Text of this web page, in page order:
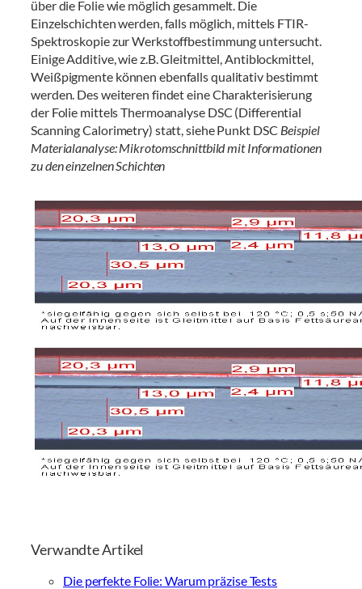
über die Folie wie möglich gesammelt. Die
Einzelschichten werden, falls möglich, mittels FTIR-
Spektroskopie zur Werkstoffbestimmung untersucht.
Einige Additive, wie z.B. Gleitmittel, Antiblockmittel,
Weißpigmente können ebenfalls qualitativ bestimmt
werden. Des weiteren findet eine Charakterisierung
der Folie mittels Thermoanalyse DSC (Differential
Scanning Calorimetry) statt, siehe Punkt DSC Beispiel
Materialanalyse: Mikrotomschnittbild mit Informationen
zu den einzelnen Schichten
Verwandte Artikel
Die perfekte Folie: Warum präzise Tests